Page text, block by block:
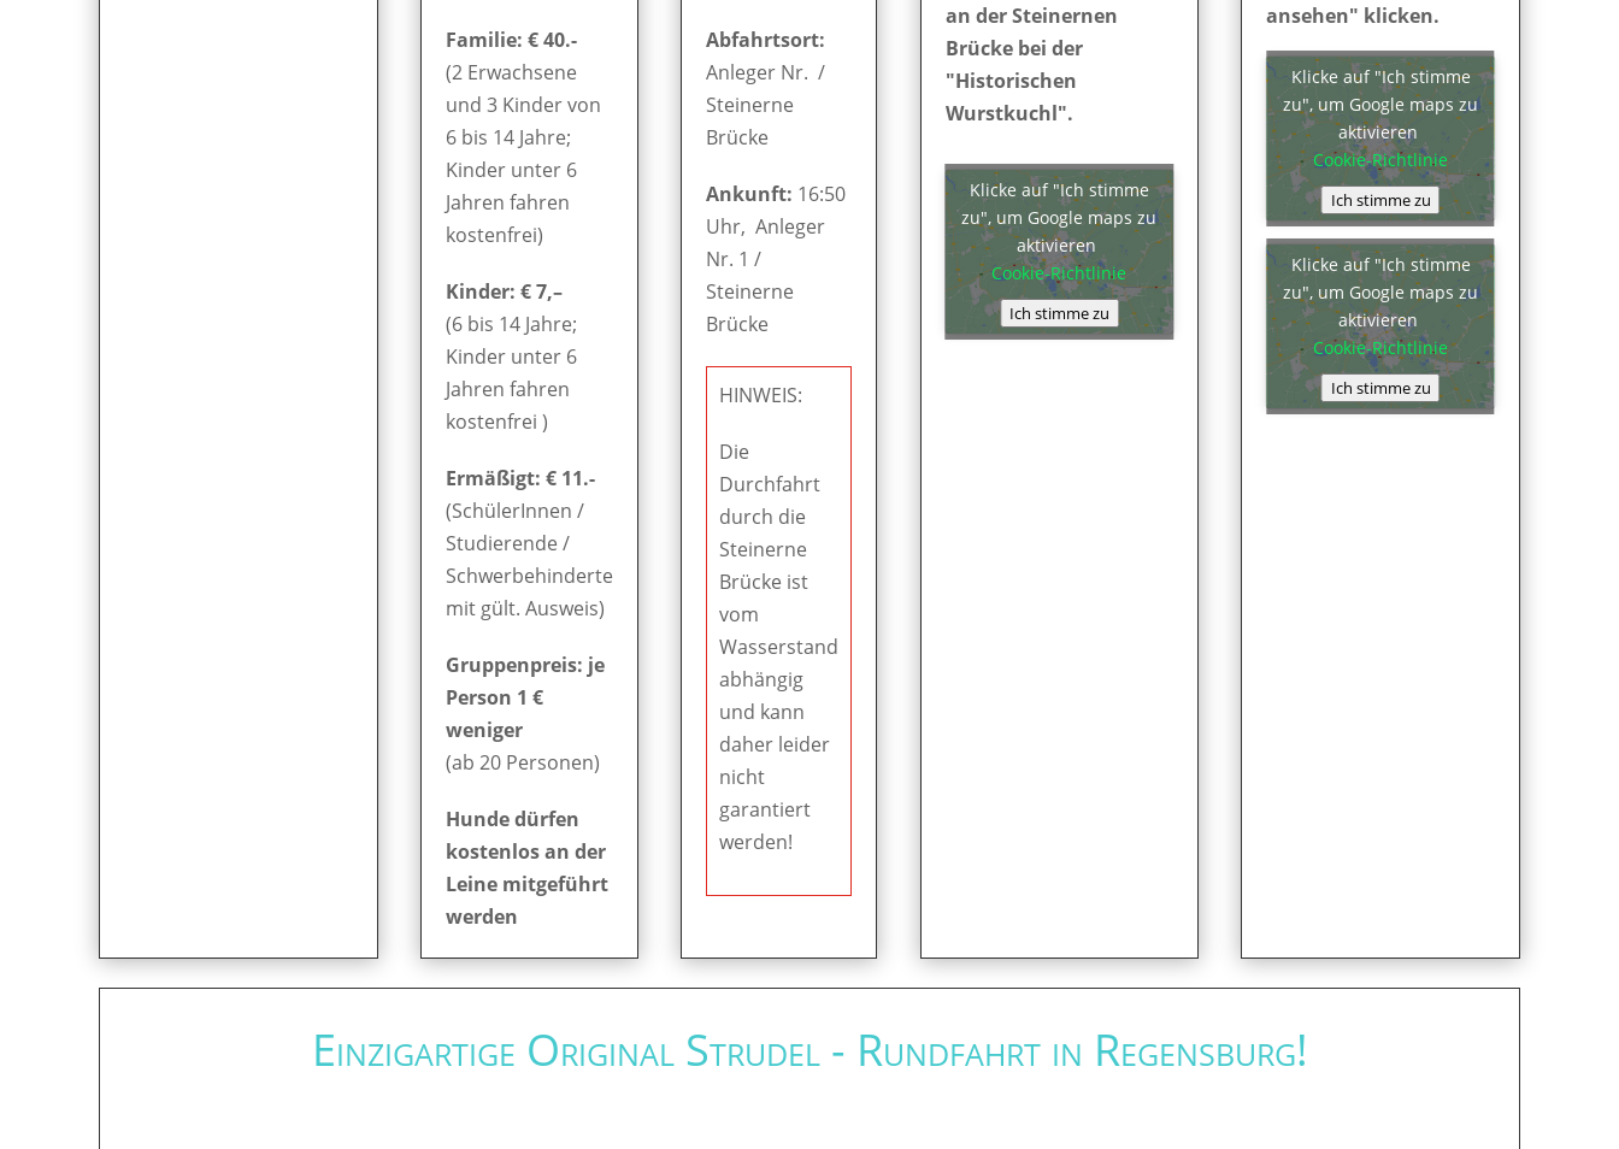
Familie: € 40.-
(2 Erwachsene
und 3 Kinder von
6 bis 14 Jahre;
Kinder unter 6
Jahren fahren
kostenfrei)
Kinder: € 7,–
(6 bis 14 Jahre;
Kinder unter 6
Jahren fahren
kostenfrei )
Ermäßigt: € 11.-
(SchülerInnen /
Studierende /
Schwerbehinderte
mit gült. Ausweis)
Gruppenpreis: je
Person 1 €
weniger
(ab 20 Personen)
Hunde dürfen
kostenlos an der
Leine mitgeführt
werden
Abfahrtsort:
Anleger Nr. /
Steinerne
Brücke
Ankunft: 16:50
Uhr, Anleger
Nr. 1 /
Steinerne
Brücke
HINWEIS:
Die
Durchfahrt
durch die
Steinerne
Brücke ist
vom
Wasserstand
abhängig
und kann
daher leider
nicht
garantiert
werden!
an der Steinernen
Brücke bei der
"Historischen
Wurstkuchl".
Klicke auf "Ich stimme
zu", um Google maps zu
aktivieren
Cookie-Richtlinie
Ich stimme zu
ansehen" klicken.
Klicke auf "Ich stimme
zu", um Google maps zu
aktivieren
Cookie-Richtlinie
Ich stimme zu
Klicke auf "Ich stimme
zu", um Google maps zu
aktivieren
Cookie-Richtlinie
Ich stimme zu
Einzigartige Original Strudel - Rundfahrt in Regensburg!